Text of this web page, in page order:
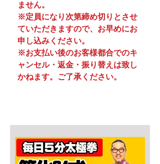
ません。
※定員になり次第締め切りとさせ
ていただきますので、お早めにお
申し込みください。
※お支払い後のお客様都合でのキ
ャンセル・返金・振り替えは致し
かねます。ご了承ください。